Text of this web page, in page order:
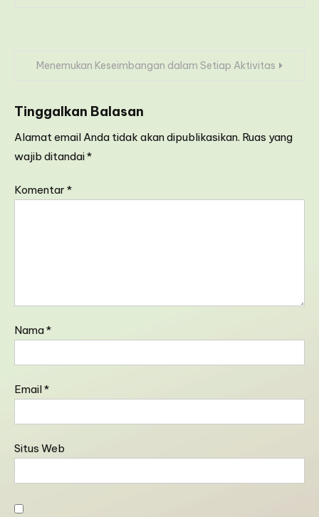
Navigasi
Menemukan Keseimbangan dalam Setiap Aktivitas
Tinggalkan Balasan
Alamat email Anda tidak akan dipublikasikan. Ruas yang
wajib ditandai*
Komentar *
Nama*
Email*
Situs Web